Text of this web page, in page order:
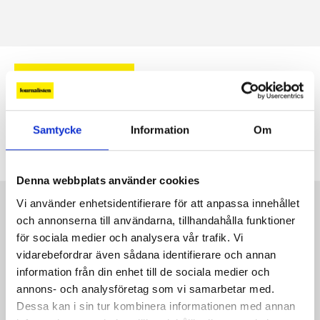
Samtycke Information Om
Denna webbplats använder cookies
Vi använder enhetsidentifierare för att anpassa innehållet
och annonserna till användarna, tillhandahålla funktioner
för sociala medier och analysera vår trafik. Vi
vidarebefordrar även sådana identifierare och annan
information från din enhet till de sociala medier och
annons- och analysföretag som vi samarbetar med.
Dessa kan i sin tur kombinera informationen med annan
MAX JERNECK
Kontakt
Så kontaktar du Journalisten:
Kundservice
Redaktionen